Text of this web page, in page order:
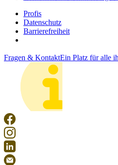
Profis
Datenschutz
Barrierefreiheit
Fragen & KontaktEin Platz für alle